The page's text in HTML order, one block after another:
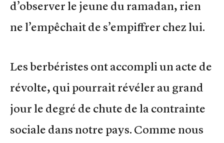
d’observer le jeune du ramadan, rien
ne l’empêchait de s’empiffrer chez lui.
Les berbéristes ont accompli un acte de
révolte, qui pourrait révéler au grand
jour le degré de chute de la contrainte
sociale dans notre pays. Comme nous